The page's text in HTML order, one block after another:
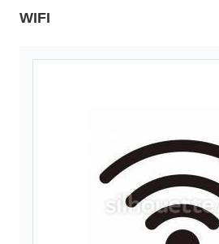
WIFI